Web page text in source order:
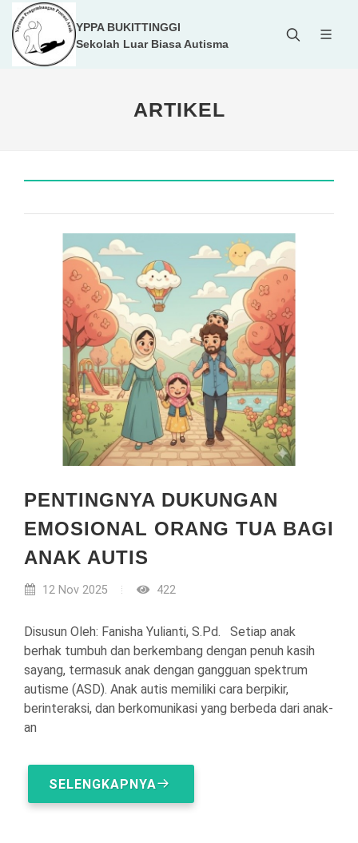
YPPA BUKITTINGGI
Sekolah Luar Biasa Autisma
ARTIKEL
PENTINGNYA DUKUNGAN
EMOSIONAL ORANG TUA BAGI
ANAK AUTIS
12 Nov 2025 422
Disusun Oleh: Fanisha Yulianti, S.Pd. Setiap anak
berhak tumbuh dan berkembang dengan penuh kasih
sayang, termasuk anak dengan gangguan spektrum
autisme (ASD). Anak autis memiliki cara berpikir,
berinteraksi, dan berkomunikasi yang berbeda dari anak-
an
SELENGKAPNYA